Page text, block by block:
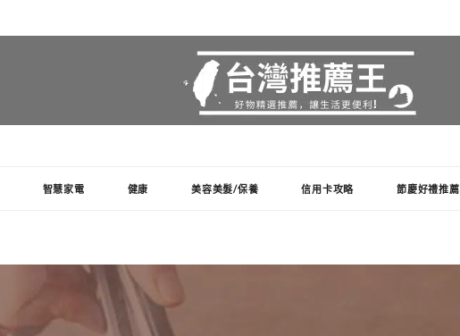
智慧家電 健康 美容美髮/保養 信用卡攻略 節慶好禮推薦